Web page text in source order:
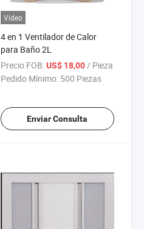
Vídeo
4 en 1 Ventilador de Calor
para Baño 2L
Precio FOB: US$ 18,00/ Pieza
Pedido Mínimo: 500 Piezas
Enviar Consulta